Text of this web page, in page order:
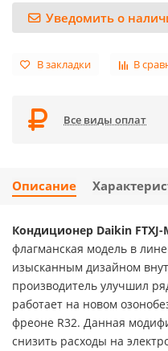
Уведомить о
В закладки В
Все виды оплат
Описание
Кондиционер Daikin FTXJ-
флагманская модель в
изысканным дизайном
производитель улучшил
работает на новом
фреоне R32. Данная
снизить расходы на